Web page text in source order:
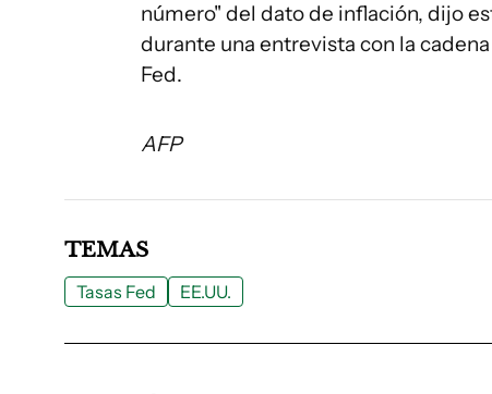
número" del dato de inflación, dijo
durante una entrevista con la
Fed.
AFP
TEMAS
Tasas Fed EE.UU.